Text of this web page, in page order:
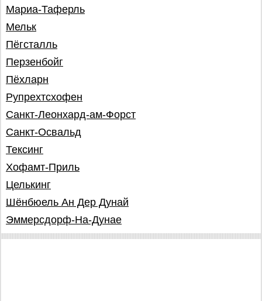
Мариа-Таферль
Мельк
Пёгсталль
Перзенбойг
Пёхларн
Рупрехтсхофен
Санкт-Леонхард-ам-Форст
Санкт-Освальд
Тексинг
Хофамт-Приль
Целькинг
Шёнбюель Ан Дер Дунай
Эммерсдорф-На-Дунае